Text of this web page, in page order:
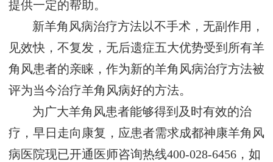
提供一定的帮助。
新羊角风病治疗方法以不手术，无副作用，
见效快，不复发，无后遗症五大优势受到所有羊
角风患者的亲睐，作为新的羊角风病治疗方法被
评为当今治疗羊角风病好的方法。
为广大羊角风患者能够得到及时有效的治
疗，早日走向康复，应患者需求成都神康羊角风
病医院现已开通医师咨询热线400-028-6456，如